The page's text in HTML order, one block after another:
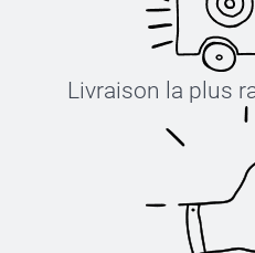
Livraison la plus